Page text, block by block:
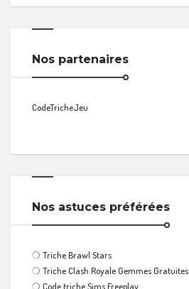
Nos partenaires
CodeTricheJeu
Nos astuces préférées
❍ Triche Brawl Stars
❍ Triche Clash Royale Gemmes Gratuites
❍ Code triche Sims Freeplay